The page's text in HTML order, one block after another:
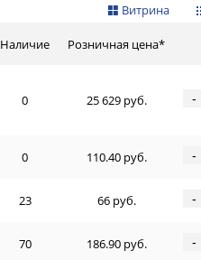
Витрина
Наличие Розничная цена*
0 25 629 руб. -
0 110.40 руб. -
23 66 руб. -
70 186.90 руб. -